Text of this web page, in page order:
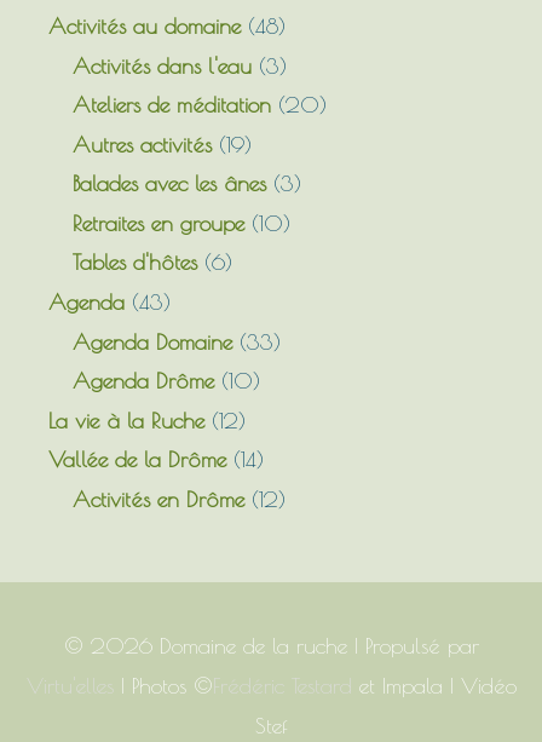
Activités au domaine(48)
Activités dans l'eau (3)
Ateliers de méditation (20)
Autres activités(19)
Balades avec les ânes(3)
Retraites en groupe(10)
Tables d'hôtes(6)
Agenda (43)
Agenda Domaine(33)
Agenda Drôme(10)
La vie à la Ruche(12)
Vallée de la Drôme(14)
Activités en Drôme(12)
© 2026 Domaine de la ruche| Propulsé par
Virtu'elles| Photos ©Frédéric Testard et Impala | Vidéo
Stef